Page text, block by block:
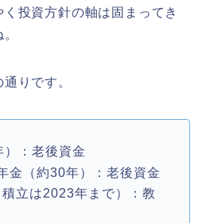
投資方針の軸は固まってき
りです。
：老後資金
金（約30年）：老後資金
立は2023年まで）：教